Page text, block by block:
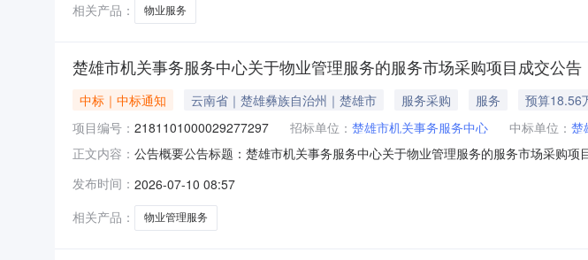
相关产品：
物业服务
楚雄市机关事务服务中心关于物业管理服务的服务市场采购项目成交公告
中标｜中标通知 云南省｜楚雄彝族自治州｜楚雄市 服务采购 服务 预算18.56
项目编号： 2181101000029277297 招标单位： 楚雄市机关事务服务中心 中标单位： 楚
正文内容： 公告概要公告标题：楚雄市机关事务服务中心关于物业管理服务的服务市场采购
理服务的服务市场采购项目项目编号：2181101000029277297项目联系人：张家
发布时间： 2026-07-10 08:57
相关产品：
物业管理服务